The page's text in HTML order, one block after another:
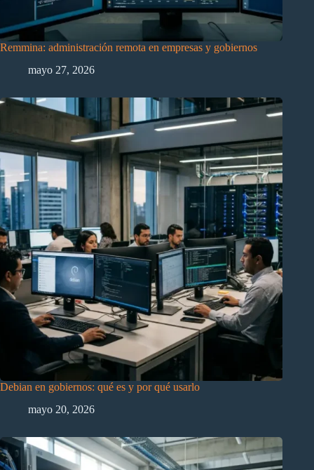
Remmina: administración remota en empresas y gobiernos
mayo 27, 2026
Debian en gobiernos: qué es y por qué usarlo
mayo 20, 2026